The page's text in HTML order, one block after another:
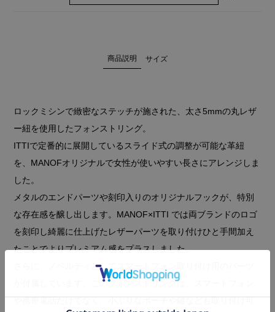
商品説明 サイズ
ロックミシンで緻密なステッチが施された、太さ5mmの丸レザ
ー紐を使用したフォンストリング。
ITTIで定番的に展開しているスライド式の調整が可能な革紐
を、MANOFオリジナルで女性が使いやすい長さにアレンジしま
した。
メタルのエンドパーツや刻印入りのオリジナルフックが、特別
な存在感を醸し出します。MANOF×ITTI では両ブランドのロゴ
を刻印し綺麗に仕上げたレザーパーツを取り付けひと手間加え
たことでよりプレミアム感をプラスしました。
さらに、ノベルティとしてスマートフォン取り付け用のパーツ
が付属しています。このフォンストリングは、スマートフォン
や携帯電話だけでなく、小ぶりなポーチや鍵なども取り付け可